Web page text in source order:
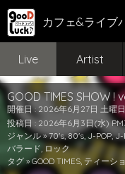
カフェ&ライブ
Live Artist
GOOD TIMES SHOW !
開催日 : 2026年6月27日 土曜日
投稿日 : 2026年6月3日(水)
ジャンル »70's,80's, J-POP,J-
バラード, ロック
タグ »GOOD TIMES, ティーシ